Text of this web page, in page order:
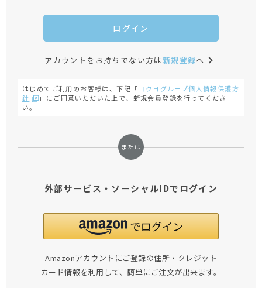
ログイン
アカウントをお持ちでない方は新規登録へ
はじめてご利用のお客様は、下記「コクヨグループ個人情報保護方
針
」にご同意いただいた上で、新規会員登録を行ってくださ
い。
外部サービス・ソーシャルIDでログイン
Amazonアカウントにご登録の住所・クレジット
カード情報を利用して、簡単にご注文が出来ます。